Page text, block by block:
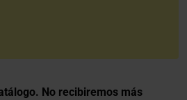
No recibiremos más